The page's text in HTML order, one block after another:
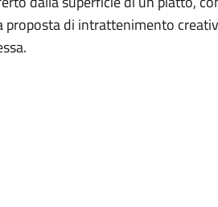
proposta di intrattenimento